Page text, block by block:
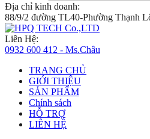
Địa chỉ kinh doanh:
88/9/2 đường TL40-Phường Thạnh
Liên Hệ:
0932 600 412 - Ms.Châu
TRANG CHỦ
GIỚI THIỆU
SẢN PHẨM
Chính sách
HỖ TRỢ
LIÊN HỆ